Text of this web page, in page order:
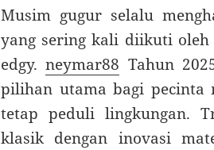
Musim gugur selalu
yang sering kali diikuti
edgy.neymar88 Tahun
pilihan utama bagi
tetap peduli lingkungan.
klasik dengan inovasi